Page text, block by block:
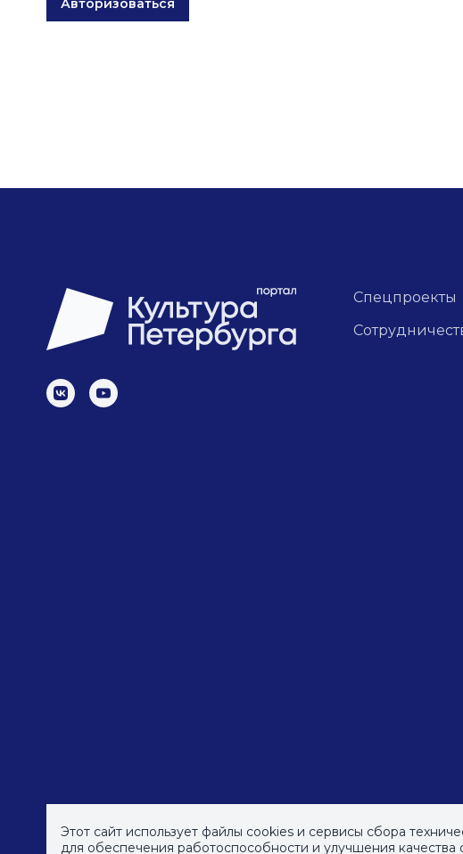
Авторизоваться
Спецпроекты
© СПб ГБУДПО«Институт культурных программ», 2023
Этот сайт использует файлы cookies и сервисы сбора
для обеспечения работоспособности и улучшения